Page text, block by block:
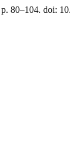
80–104. doi: